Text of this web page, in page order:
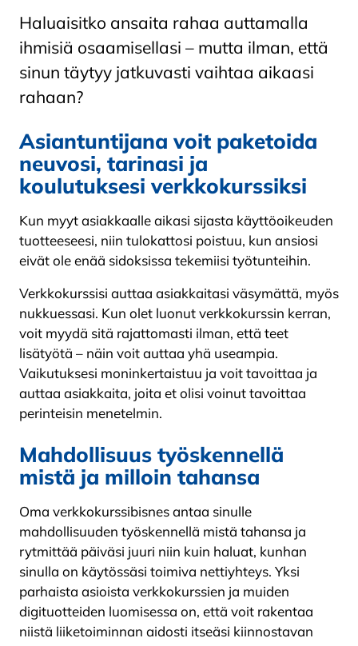
Haluaisitko ansaita rahaa auttamalla
ihmisiä osaamisellasi – mutta ilman, että
sinun täytyy jatkuvasti vaihtaa aikaasi
rahaan?
Asiantuntijana voit paketoida
neuvosi, tarinasi ja
koulutuksesi verkkokurssiksi
Kun myyt asiakkaalle aikasi sijasta käyttöoikeuden
tuotteeseesi, niin tulokattosi poistuu, kun ansiosi
eivät ole enää sidoksissa tekemiisi työtunteihin.
Verkkokurssisi auttaa asiakkaitasi väsymättä, myös
nukkuessasi. Kun olet luonut verkkokurssin kerran,
voit myydä sitä rajattomasti ilman, että teet
lisätyötä – näin voit auttaa yhä useampia.
Vaikutuksesi moninkertaistuu ja voit tavoittaa ja
auttaa asiakkaita, joita et olisi voinut tavoittaa
perinteisin menetelmin.
Mahdollisuus työskennellä
mistä ja milloin tahansa
Oma verkkokurssibisnes antaa sinulle
mahdollisuuden työskennellä mistä tahansa ja
rytmittää päiväsi juuri niin kuin haluat, kunhan
sinulla on käytössäsi toimiva nettiyhteys. Yksi
parhaista asioista verkkokurssien ja muiden
digituotteiden luomisessa on, että voit rakentaa
niistä liiketoiminnan aidosti itseäsi kiinnostavan